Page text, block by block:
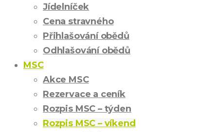
Jídelníček
Cena stravného
Přihlašování obědů
Odhlašování obědů
MSC
Akce MSC
Rezervace a ceník
Rozpis MSC – týden
Rozpis MSC – víkend